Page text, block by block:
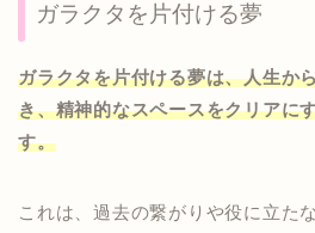
ガラクタを片付ける夢
ガラクタを片付ける夢は、人生か
き、精神的なスペースをクリアに
す。
これは、過去の繋がりや役に立た